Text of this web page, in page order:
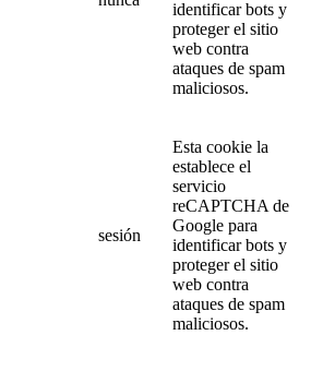
identificar bots y
proteger el sitio
web contra
ataques de spam
maliciosos.
sesión
Esta cookie la
establece el
servicio
reCAPTCHA de
Google para
identificar bots y
proteger el sitio
web contra
ataques de spam
maliciosos.